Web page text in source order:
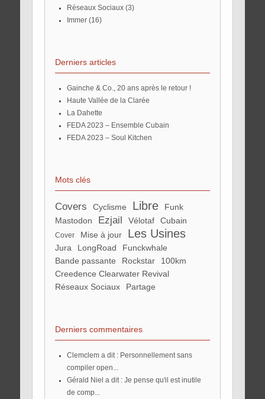
Réseaux Sociaux(3)
Immer(16)
Derniers articles
Gainche & Co., 20 ans après le retour !
Haute Vallée de la Clarée
La Dahette
FEDA 2023 – Ensemble Cubain
FEDA 2023 – Soul Kitchen
Mots clés
Covers cyclisme Libre
Funk
Mastodon
ezjail Vélotaf Cubain
Cover mise à jour Les Usines
Jura LongRoad
Funckwhale
bande passante
Rockstar
100km
Creedence Clearwater Revival
Réseaux Sociaux
partage
Derniers commentaires
Clemclem a dit : Personnellement sans
compiler open...
Gérald Niel a dit : Je pense qu'il est inutile
de comp...